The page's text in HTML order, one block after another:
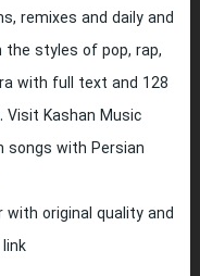
remixes and daily and
the styles of pop, rap,
with full text and 128
Visit Kashan Music
songs with Persian
with original quality and